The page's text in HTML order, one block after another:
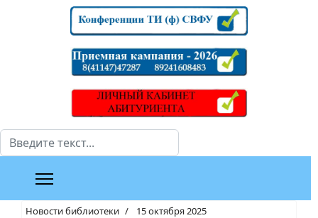
Поиск
Новости библиотеки 15 октября 2025